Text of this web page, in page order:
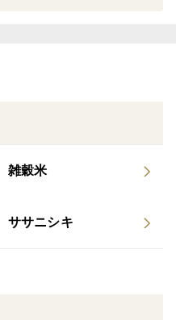
お問い合わせ下さい。
現品をそのまま保管して
私達に来ましたら、代替
雑穀米
ササニシキ